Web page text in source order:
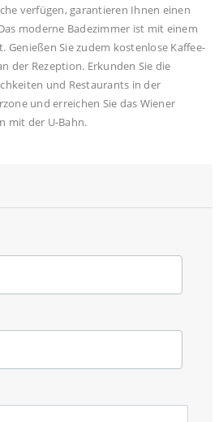
verfügen, garantieren Ihnen einen
moderne Badezimmer ist mit einem
Genießen Sie zudem kostenlose Kaffee-
der Rezeption. Erkunden Sie die
und Restaurants in der
und erreichen Sie das Wiener
mit der U-Bahn.